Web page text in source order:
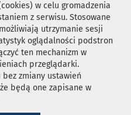
w celu gromadzenia
z serwisu. Stosowane
utrzymanie sesji
oglądalności podstron
ten mechanizm w
przeglądarki.
bez zmiany ustawień
będą one zapisane w